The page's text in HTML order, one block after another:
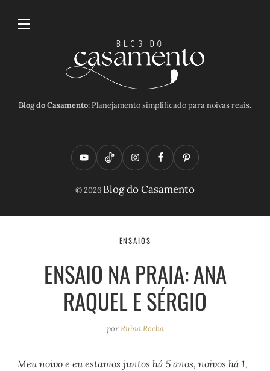
Blog do Casamento:Planejamento simplificado para noivas reais.
Y
o
t
e
T
i
t
I
n
t
a
r
a
m
F
a
e
o
k
P
i
t
e
s
t
© 2026 Blog do Casamento
ENSAIOS
ENSAIO NA PRAIA: ANA
RAQUEL E SÉRGIO
porRubia Rocha
Meu noivo e eu estamos juntos há 5 anos, noivos há 1,